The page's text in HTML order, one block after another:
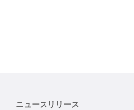
ニュースリリース